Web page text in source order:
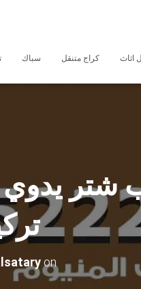
اثاث كراج متنقل سباك
on